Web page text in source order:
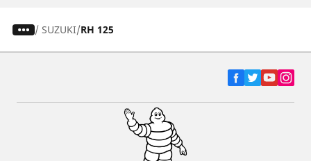
/ SUZUKI RH 125